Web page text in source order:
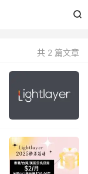

共 2 篇文章